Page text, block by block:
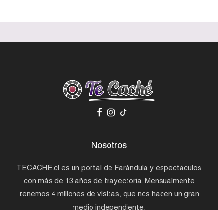
Nosotros
TECACHE.cl es un portal de Farándula y espectáculos
con más de 13 años de trayectoria. Mensualmente
tenemos 4 millones de visitas, que nos hacen un gran
medio independiente.